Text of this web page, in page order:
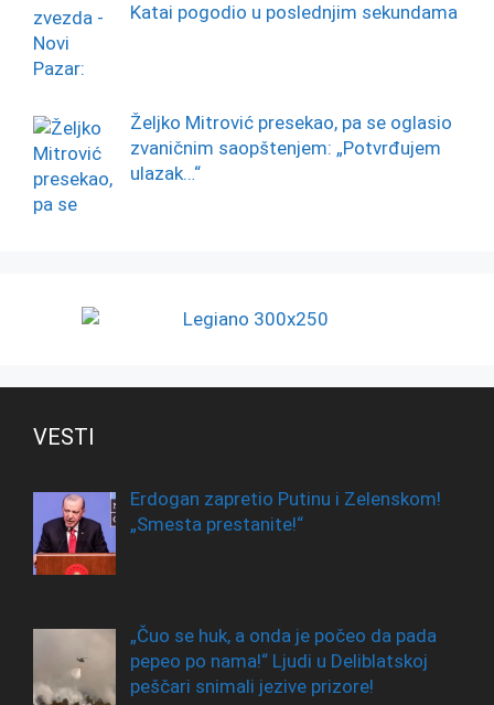
Katai pogodio u poslednjim sekundama
Željko Mitrović presekao, pa se oglasio
zvaničnim saopštenjem: „Potvrđujem
ulazak…“
VESTI
Erdogan zapretio Putinu i Zelenskom!
„Smesta prestanite!“
„Čuo se huk, a onda je počeo da pada
pepeo po nama!“ Ljudi u Deliblatskoj
peščari snimali jezive prizore!